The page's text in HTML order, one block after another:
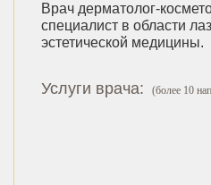
Врач дерматолог-
специалист в области
эстетической медицины.
Услуги врача: (более 10